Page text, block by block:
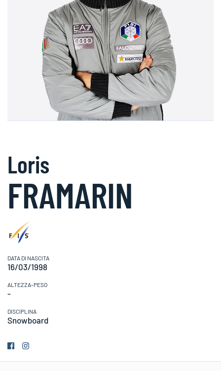
Loris
FRAMARIN
DATA DI NASCITA
16/03/1998
ALTEZZA-PESO
-
DISCIPLINA
Snowboard